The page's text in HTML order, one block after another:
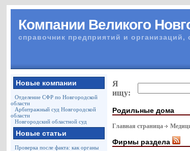
Компании Великого
справочник предприятий и организаций,
Новые компании
Отделение СФР по Новгородской
области
Арбитражный суд Новгородской
области
Новгородский областной суд
Новые статьи
Проверка после факта: как органы
Я
ищу:
Родильные дома
Главная страница
Фирмы раздела